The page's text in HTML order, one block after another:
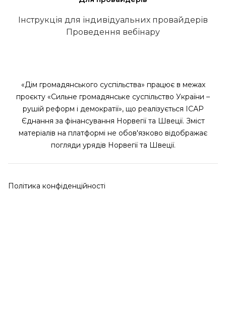
Інструкція для індивідуальних провайдерів
Проведення вебінару
«Дім громадянського суспільства» працює в межах
проєкту «Сильне громадянське суспільство України –
рушій реформ і демократії», що реалізується ІСАР
Єднання за фінансування Норвегії та Швеції. Зміст
матеріалів на платформі не обов'язково відображає
погляди урядів Норвегії та Швеції.
Політика конфіденційності